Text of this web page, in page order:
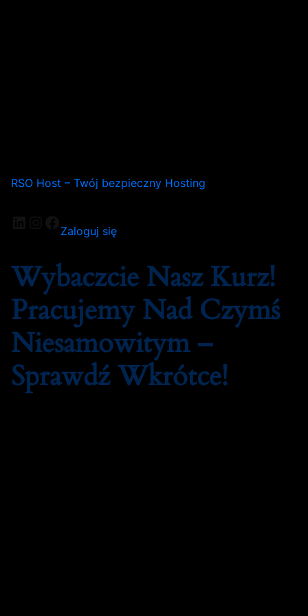
RSO Host – Twój bezpieczny Hosting
Zaloguj się
Wybaczcie Nasz Kurz!
Pracujemy Nad Czymś
Niesamowitym –
Sprawdź Wkrótce!